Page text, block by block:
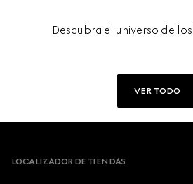
Descubra el universo de
VER TODO
Footer
LOCALIZADOR DE TIENDAS